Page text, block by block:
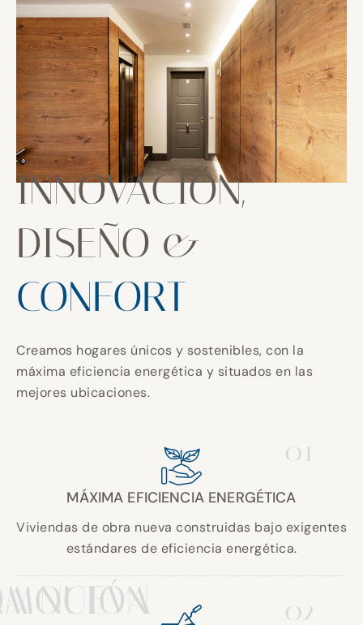
NUEVA
INNOVACIÓN,
DISEÑO &
CONFORT
Creamos hogares únicos y sostenibles, con la
máxima eficiencia energética y situados en las
mejores ubicaciones.
01
MÁXIMA EFICIENCIA ENERGÉTICA
Viviendas de obra nueva construidas bajo exigentes
estándares de eficiencia energética.
02